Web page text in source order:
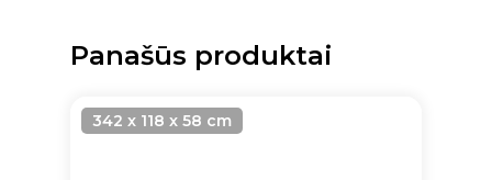
Panašūs produktai
342 x 118 x 58 cm